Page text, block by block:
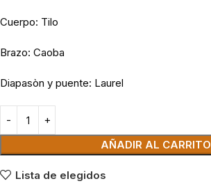
Cuerpo: Tilo
Brazo: Caoba
Diapasòn y puente: Laurel
AÑADIR AL CARRITO
Lista de elegidos